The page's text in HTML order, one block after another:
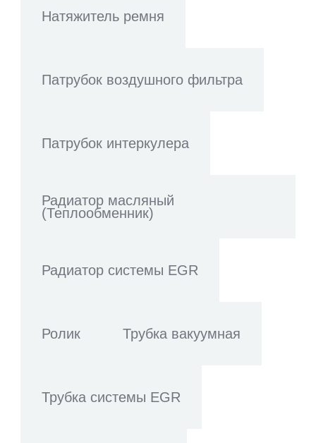
Натяжитель ремня
Патрубок воздушного фильтра
Патрубок интеркулера
Радиатор масляный
(Теплообменник)
Радиатор системы EGR
Ролик Трубка вакуумная
Трубка системы EGR